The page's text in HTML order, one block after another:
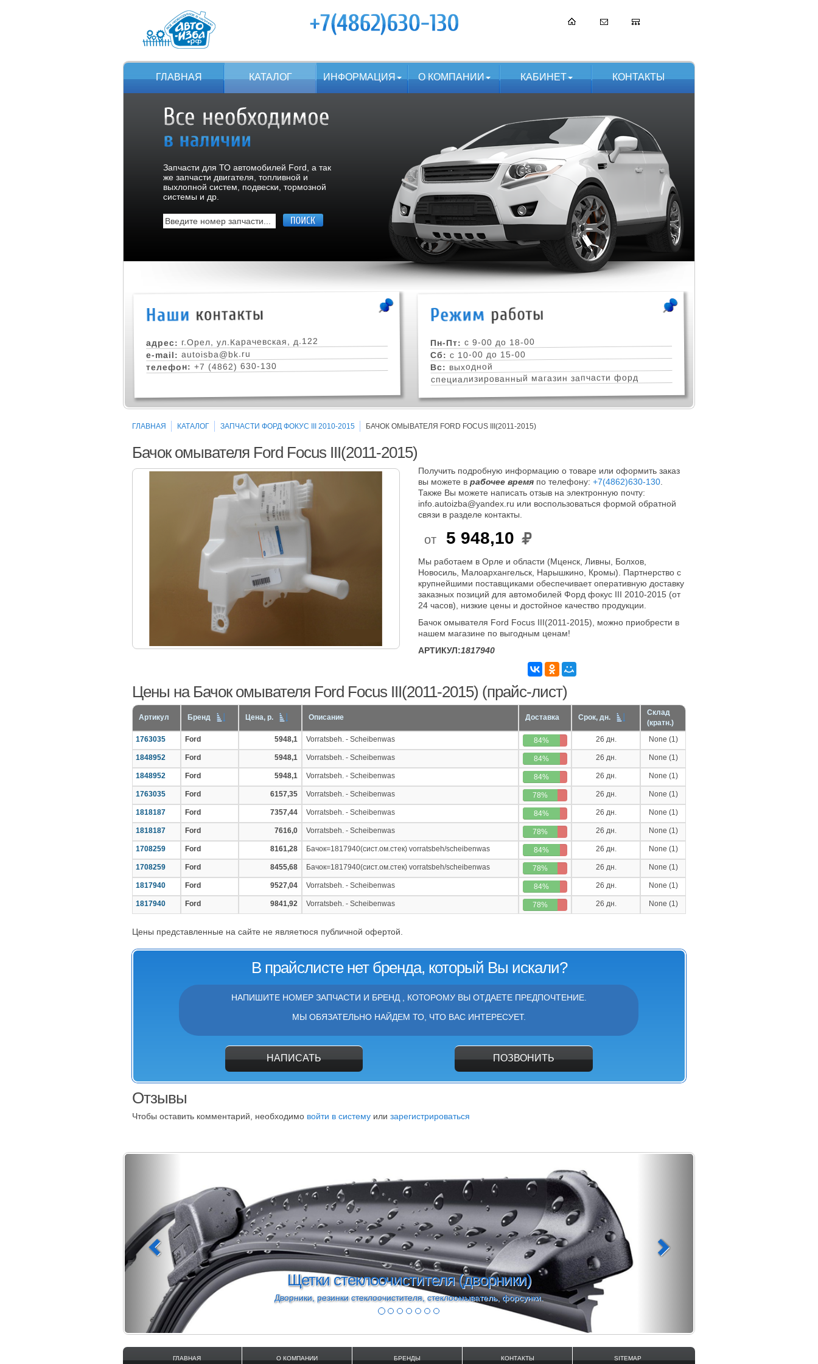
ГЛАВНАЯ КАТАЛОГ ИНФОРМАЦИЯ О КОМПАНИИ КАБИНЕТ КОНТАКТЫ
Запчасти для ТО автомобилей Ford, а так
же запчасти двигателя, топливной и
выхлопной систем, подвески, тормозной
системы и др.
адрес: г.Орел, ул.Карачевская, д.122
e-mail: autoisba@bk.ru
телефон: +7 (4862) 630-130
Пн-Пт: с 9-00 до 18-00
Сб: с 10-00 до 15-00
Вс: выходной
специализированный магазин запчасти форд
ГЛАВНАЯ КАТАЛОГ ЗАПЧАСТИ ФОРД ФОКУС III 2010-2015 БАЧОК ОМЫВАТЕЛЯ FORD FOCUS III(2011-2015)
Бачок омывателя Ford Focus III(2011-2015)
Получить подробную информацию о товаре или оформить заказ
вы можете в рабочее время по телефону: +7(4862)630-130
Также Вы можете написать отзыв на электронную почту:
info.autoizba@yandex.ru или воспользоваться формой обратной
связи в разделе контакты.
от 5 948,10
Мы работаем в Орле и области (Мценск, Ливны, Болхов,
Новосиль, Малоархангельск, Нарышкино, Кромы). Партнерство с
крупнейшими поставщиками обеспечивает оперативную доставку
заказных позиций для автомобилей Форд фокус III 2010-2015 (от
24 часов), низкие цены и достойное качество продукции.
Бачок омывателя Ford Focus III(2011-2015), можно приобрести в
нашем магазине по выгодным ценам!
АРТИКУЛ:1817940
Цены на Бачок омывателя Ford Focus III(2011-2015) (прайс-лист)
Артикул Бренд Цена, р. Описание Доставка Срок, дн.
Склад
(кратн.)
1763035
Ford 5948,1 Vorratsbeh. - Scheibenwas 84% 26 дн. None (1)
1848952 Ford 5948,1 Vorratsbeh. - Scheibenwas 84% 26 дн. None (1)
1848952 Ford 5948,1 Vorratsbeh. - Scheibenwas 84% 26 дн. None (1)
1763035 Ford 6157,35 Vorratsbeh. - Scheibenwas 78% 26 дн. None (1)
1818187 Ford 7357,44 Vorratsbeh. - Scheibenwas 84% 26 дн. None (1)
1818187 Ford 7616,0 Vorratsbeh. - Scheibenwas 78% 26 дн. None (1)
1708259 Ford 8161,28 Бачок=1817940(сист.ом.стек) vorratsbeh/scheibenwas 84% 26 дн. None (1)
1708259 Ford 8455,68 Бачок=1817940(сист.ом.стек) vorratsbeh/scheibenwas 78% 26 дн. None (1)
1817940 Ford 9527,04 Vorratsbeh. - Scheibenwas 84% 26 дн. None (1)
1817940 Ford 9841,92 Vorratsbeh. - Scheibenwas 78% 26 дн. None (1)
Цены представленные на сайте не являетюся публичной офертой.
В прайслисте нет бренда, который Вы искали?
НАПИШИТЕ НОМЕР ЗАПЧАСТИ И БРЕНД , КОТОРОМУ ВЫ ОТДАЕТЕ ПРЕДПОЧТЕНИЕ.
МЫ ОБЯЗАТЕЛЬНО НАЙДЕМ ТО, ЧТО ВАС ИНТЕРЕСУЕТ.
НАПИСАТЬ ПОЗВОНИТЬ
Отзывы
Чтобы оставить комментарий, необходимо войти в систему или зарегистрироваться
Моторное масло Ford Formula
Масло 5w30 форд формула, 5w20 Castrol, Motul 913C, 913D.
ГЛАВНАЯ О КОМПАНИИ БРЕНДЫ КОНТАКТЫ SITEMAP